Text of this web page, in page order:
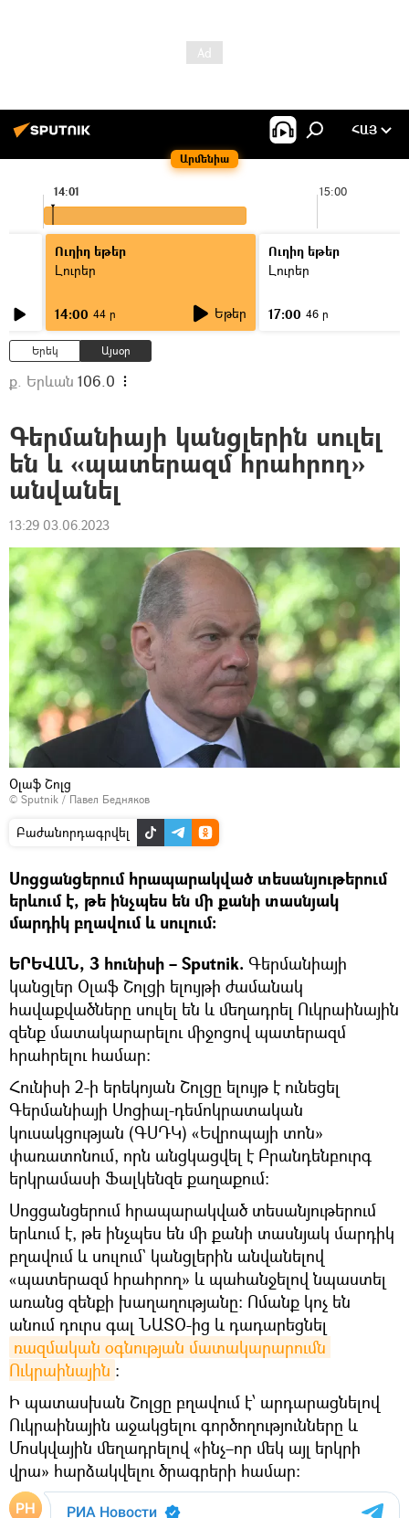
Արմենիա
ՀԱՅ
15:00
14:01
Ուղիղ եթեր
Լուրեր
14:00 44 ր Եթեր
Ուղիղ եթեր
Լուրեր
17:00 46 ր
Երեկ Այսօր
ք. Երևան 106.0
Գերմանիայի կանցլերին սուլել
են և «պատերազմ հրահրող»
անվանել
13:29 03.06.2023
Օլաֆ Շոլց
© Sputnik / Павел Бедняков
Բաժանորդագրվել
Սոցցանցերում հրապարակված տեսանյութերում
երևում է, թե ինչպես են մի քանի տասնյակ
մարդիկ բղավում և սուլում։
ԵՐԵՎԱՆ, 3 հունիսի – Sputnik. Գերմանիայի
կանցլեր Օլաֆ Շոլցի ելույթի ժամանակ
հավաքվածները սուլել են և մեղադրել Ուկրաինային
զենք մատակարարելու միջոցով պատերազմ
հրահրելու համար:
Հունիսի 2-ի երեկոյան Շոլցը ելույթ է ունեցել
Գերմանիայի Սոցիալ-դեմոկրատական
կուսակցության (ԳՍԴԿ) «Եվրոպայի տոն»
փառատոնում, որն անցկացվել է Բրանդենբուրգ
երկրամասի Ֆալկենզե քաղաքում:
Սոցցանցերում հրապարակված տեսանյութերում
երևում է, թե ինչպես են մի քանի տասնյակ մարդիկ
բղավում և սուլում` կանցլերին անվանելով
«պատերազմ հրահրող» և պահանջելով նպաստել
առանց զենքի խաղաղությանը։ Ոմանք կոչ են
անում դուրս գալ ՆԱՏՕ-ից և դադարեցնել
ռազմական օգնության մատակարարումն
Ուկրաինային ։
Ի պատասխան Շոլցը բղավում է՝ արդարացնելով
Ուկրաինային աջակցելու գործողությունները և
Մոսկվային մեղադրելով «ինչ–որ մեկ այլ երկրի
վրա» հարձակվելու ծրագրերի համար։